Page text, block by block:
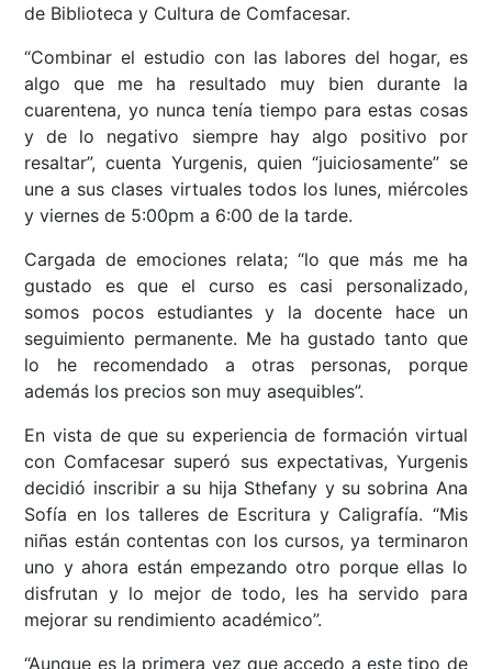
de Biblioteca y Cultura de Comfacesar.
“Combinar el estudio con las labores del hogar, es
algo que me ha resultado muy bien durante la
cuarentena, yo nunca tenía tiempo para estas cosas
y de lo negativo siempre hay algo positivo por
resaltar”, cuenta Yurgenis, quien “juiciosamente” se
une a sus clases virtuales todos los lunes, miércoles
y viernes de 5:00pm a 6:00 de la tarde.
Cargada de emociones relata; “lo que más me ha
gustado es que el curso es casi personalizado,
somos pocos estudiantes y la docente hace un
seguimiento permanente. Me ha gustado tanto que
lo he recomendado a otras personas, porque
además los precios son muy asequibles”.
En vista de que su experiencia de formación virtual
con Comfacesar superó sus expectativas, Yurgenis
decidió inscribir a su hija Sthefany y su sobrina Ana
Sofía en los talleres de Escritura y Caligrafía. “Mis
niñas están contentas con los cursos, ya terminaron
uno y ahora están empezando otro porque ellas lo
disfrutan y lo mejor de todo, les ha servido para
mejorar su rendimiento académico”.
“Aunque es la primera vez que accedo a este tipo de